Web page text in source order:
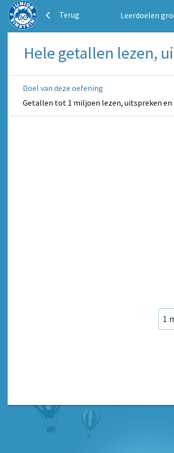
Terug Leerdoelen
Hele getallen lezen,
Doel van deze oefening
Getallen tot 1 miljoen lezen, uitspreken
1